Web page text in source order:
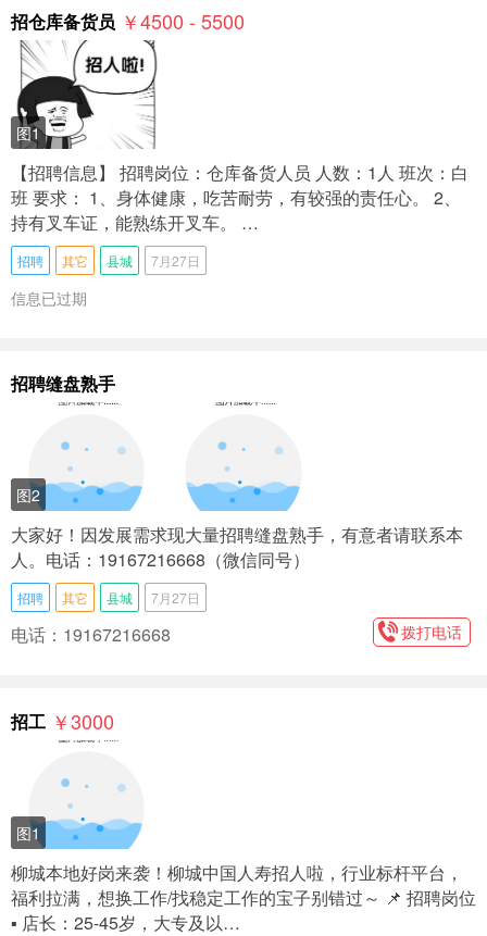
招仓库备货员 ￥4500 - 5500
图1
【招聘信息】 招聘岗位：仓库备货人员 人数：1人 班次：白
班 要求： 1、身体健康，吃苦耐劳，有较强的责任心。 2、
持有叉车证，能熟练开叉车。 …
招聘 其它 县城 7月27日
信息已过期
招聘缝盘熟手
图2
大家好！因发展需求现大量招聘缝盘熟手，有意者请联系本
人。电话：19167216668（微信同号）
招聘 其它 县城 7月27日
电话：19167216668 拨打电话
招工 ￥3000
图1
柳城本地好岗来袭！柳城中国人寿招人啦，行业标杆平台，
福利拉满，想换工作/找稳定工作的宝子别错过～ 📌 招聘岗位
▪️ 店长：25-45岁，大专及以…